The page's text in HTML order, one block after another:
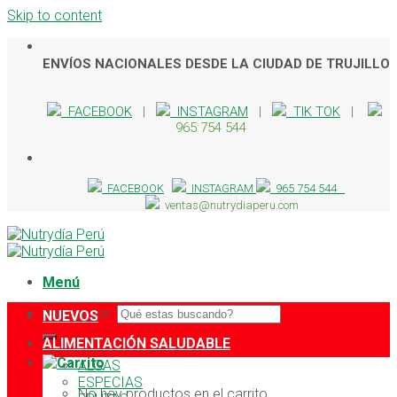
Skip to content
ENVÍOS NACIONALES DESDE LA CIUDAD DE TRUJILLO
FACEBOOK | INSTAGRAM | TIK TOK |
965 754 544
FACEBOOK INSTAGRAM
965 754 544
ventas@nutrydiaperu.com
Menú
Buscar por:
NUEVOS
ALIMENTACIÓN SALUDABLE
ALGAS
ESPECIAS